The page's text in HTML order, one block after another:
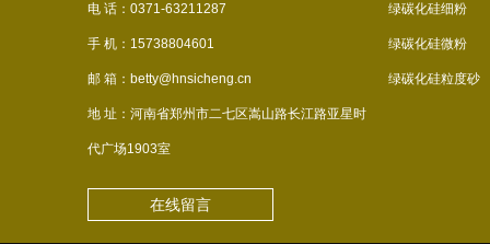
电 话：0371-63211287
手 机：15738804601
邮 箱：betty@hnsicheng.cn
地 址：河南省郑州市二七区嵩山路长江路亚星时
代广场1903室
在线留言
绿碳化硅细粉
绿碳化硅微粉
绿碳化硅粒度砂